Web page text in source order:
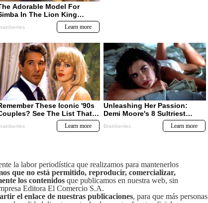
la labor periodística que realizamos para mantenerlos
que no está permitido, reproducir, comercializar,
los contenidos que publicamos en nuestra web, sin
Editora El Comercio S.A.
el enlace de nuestras publicaciones, para que más personas